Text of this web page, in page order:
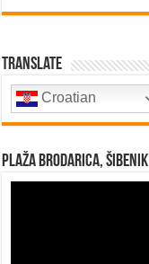
Translate
Croatian
Plaža Brodarica, Šibenik